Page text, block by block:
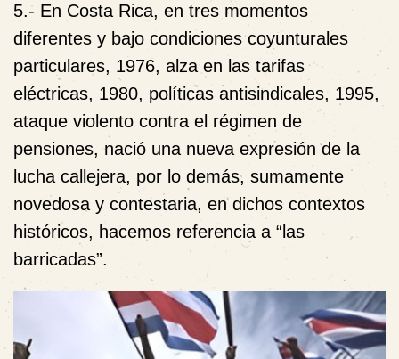
5.- En Costa Rica, en tres momentos
diferentes y bajo condiciones coyunturales
particulares, 1976, alza en las tarifas
eléctricas, 1980, políticas antisindicales, 1995,
ataque violento contra el régimen de
pensiones, nació una nueva expresión de la
lucha callejera, por lo demás, sumamente
novedosa y contestaria, en dichos contextos
históricos, hacemos referencia a “las
barricadas”.